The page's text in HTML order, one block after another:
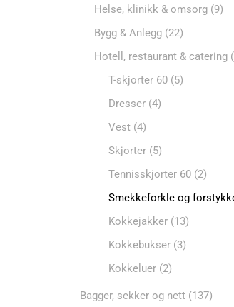
Helse, klinikk & omsorg (9)
Bygg & Anlegg (22)
Hotell, restaurant & catering
T-skjorter 60 (5)
Dresser (4)
Vest (4)
Skjorter (5)
Tennisskjorter 60 (2)
Smekkeforkle og
Kokkejakker (13)
Kokkebukser (3)
Kokkeluer (2)
Bagger, sekker og nett (137)